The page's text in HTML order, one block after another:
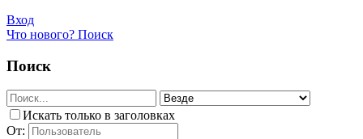
Вход
Что нового? Поиск
Поиск
Искать только в заголовках
От: